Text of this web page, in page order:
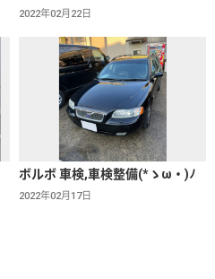
2022年02月22日
ボルボ 車検,車検整備(*ゝω・)ﾉ
2022年02月17日